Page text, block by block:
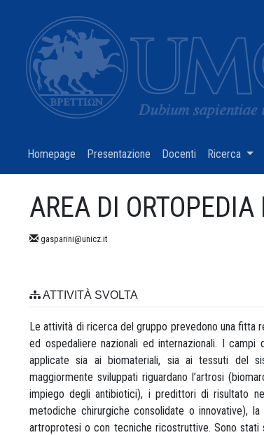
Homepage (current)
Presentazione (current)
Docenti (current)
Ricerca
AREA DI
gasparini@unicz.it
ATTIVITÀ SVOLTA
Le attività di ricerca del gruppo prevedono una fitta
ed ospedaliere nazionali ed internazionali. I
applicate sia ai biomateriali, sia ai tessuti del
maggiormente sviluppati riguardano l’artrosi
impiego degli antibiotici), i predittori di risultato
metodiche chirurgiche consolidate o innovative),
artroprotesi o con tecniche ricostruttive. Sono stati